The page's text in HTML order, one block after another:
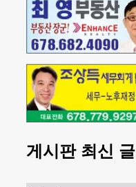
게시판 최신 글